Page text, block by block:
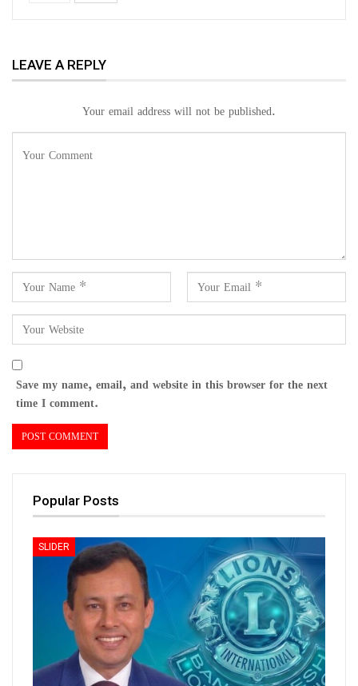
LEAVE A REPLY
Your email address will not be published.
Save my name, email, and website in this browser for the next
time I comment.
Popular Posts
SLIDER